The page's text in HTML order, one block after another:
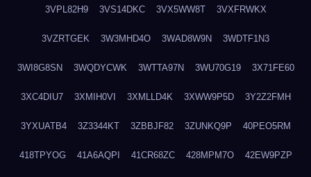
3VPL82H9 3VS14DKC 3VX5WW8T 3VXFRWKX
3VZRTGEK 3W3MHD4O 3WAD8W9N 3WDTF1N3
3WI8G8SN 3WQDYCWK 3WTTA97N 3WU70G19 3X71FE60
3XC4DIU7 3XMIH0VI 3XMLLD4K 3XWW9P5D 3Y2Z2FMH
3YXUATB4 3Z3344KT 3ZBBJF82 3ZUNKQ9P 40PEO5RM
418TPYOG 41A6AQPI 41CR68ZC 428MPM7O 42EW9PZP